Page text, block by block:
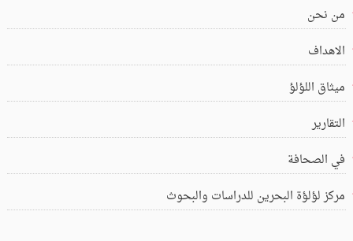
من نحن
الاهداف
ميثاق اللؤلؤ
التقارير
في الصحافة
مركز لؤلؤة البحرين للدراسات والبحوث